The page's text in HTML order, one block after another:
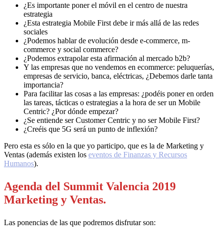
¿Es importante poner el móvil en el centro de nuestra
estrategia
¿Esta estrategia Mobile First debe ir más allá de las redes
sociales
¿Podemos hablar de evolución desde e-commerce, m-
commerce y social commerce?
¿Podemos extrapolar esta afirmación al mercado b2b?
Y las empresas que no vendemos en ecommerce: peluquerías,
empresas de servicio, banca, eléctricas, ¿Debemos darle tanta
importancia?
Para facilitar las cosas a las empresas: ¿podéis poner en orden
las tareas, tácticas o estrategias a la hora de ser un Mobile
Centric? ¿Por dónde empezar?
¿Se entiende ser Customer Centric y no ser Mobile First?
¿Creéis que 5G será un punto de inflexión?
Pero esta es sólo en la que yo participo, que es la de Marketing y
Ventas (además existen los eventos de Finanzas y Recursos
Humanos).
Agenda del Summit Valencia 2019
Marketing y Ventas.
Las ponencias de las que podremos disfrutar son: